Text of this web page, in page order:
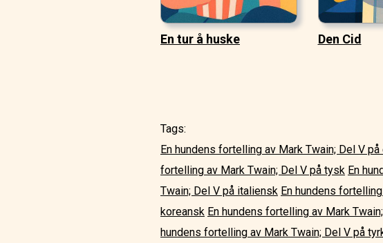
En tur å huske Den Cid
Tags:
En hundens fortelling av Mark Twain; Del V
fortelling av Mark Twain; Del V på tysk En
Twain; Del V på italiensk En hundens
koreansk En hundens fortelling av Mark
hundens fortelling av Mark Twain; Del V på